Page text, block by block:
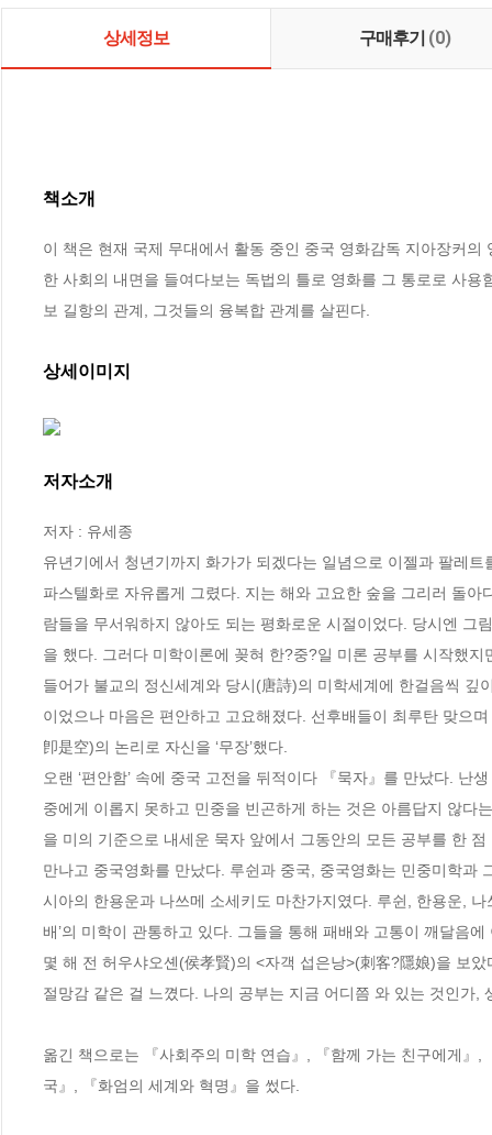
상세정보 구매후기 (0)
책소개
이 책은 현재 국제 무대에서 활동 중인 중국 영화감독 지아장커
한 사회의 내면을 들여다보는 독법의 틀로 영화를 그 통로로 사
보 길항의 관계, 그것들의 융복합 관계를 살핀다.
상세이미지
저자소개
저자 : 유세종
유년기에서 청년기까지 화가가 되겠다는 일념으로 이젤과 팔레
파스텔화로 자유롭게 그렸다. 지는 해와 고요한 숲을 그리러 돌
람들을 무서워하지 않아도 되는 평화로운 시절이었다. 당시엔 그
을 했다. 그러다 미학이론에 꽂혀 한?중?일 미론 공부를 시작했
들어가 불교의 정신세계와 당시(唐詩)의 미학세계에 한걸음씩
이었으나 마음은 편안하고 고요해졌다. 선후배들이 최루탄 맞으
卽是空)의 논리로 자신을 ‘무장’했다.
오랜 ‘편안함’ 속에 중국 고전을 뒤적이다 『묵자』를 만났다.
중에게 이롭지 못하고 민중을 빈곤하게 하는 것은 아름답지 않다
을 미의 기준으로 내세운 묵자 앞에서 그동안의 모든 공부를 한
만나고 중국영화를 만났다. 루쉰과 중국, 중국영화는 민중미학과
시아의 한용운과 나쓰메 소세키도 마찬가지였다. 루쉰, 한용운,
배’의 미학이 관통하고 있다. 그들을 통해 패배와 고통이 깨달음
몇 해 전 허우샤오셴(侯孝賢)의 <자객 섭은낭>(刺客?隱娘)을 보
절망감 같은 걸 느꼈다. 나의 공부는 지금 어디쯤 와 있는 것인가,
옮긴 책으로는 『사회주의 미학 연습』, 『함께 가는 친구에게』
국』, 『화엄의 세계와 혁명』을 썼다.